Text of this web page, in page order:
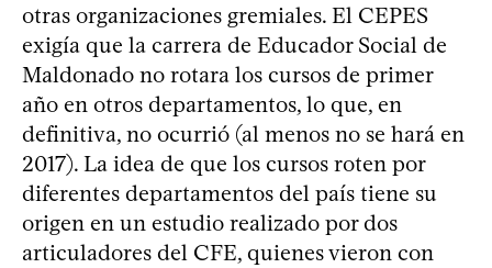
otras organizaciones gremiales. El CEPES
exigía que la carrera de Educador Social de
Maldonado no rotara los cursos de primer
año en otros departamentos, lo que, en
definitiva, no ocurrió (al menos no se hará en
2017). La idea de que los cursos roten por
diferentes departamentos del país tiene su
origen en un estudio realizado por dos
articuladores del CFE, quienes vieron con